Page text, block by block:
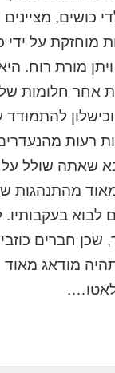
כושים,
מוחזקת על ידי
מורת רוח.
אחר חלומות של
להתמודד
רעות
שאתה שולל על
מהתנהגות
לבוא
שכן חברים
מודאג מאוד